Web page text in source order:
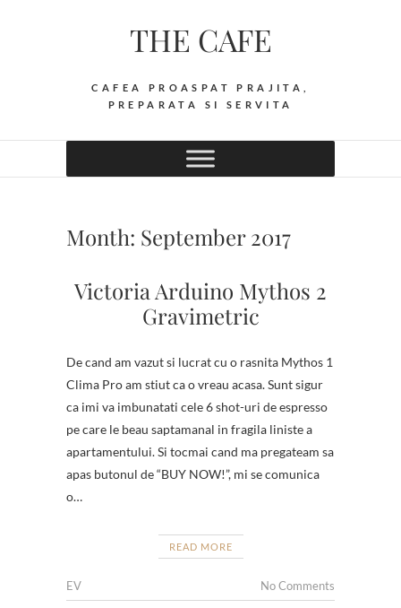
THE CAFE
CAFEA PROASPAT PRAJITA,
PREPARATA SI SERVITA
Month: September 2017
Victoria Arduino Mythos 2
Gravimetric
De cand am vazut si lucrat cu o rasnita Mythos 1
Clima Pro am stiut ca o vreau acasa. Sunt sigur
ca imi va imbunatati cele 6 shot-uri de espresso
pe care le beau saptamanal in fragila liniste a
apartamentului. Si tocmai cand ma pregateam sa
apas butonul de “BUY NOW!”, mi se comunica
o…
READ MORE
EV No Comments